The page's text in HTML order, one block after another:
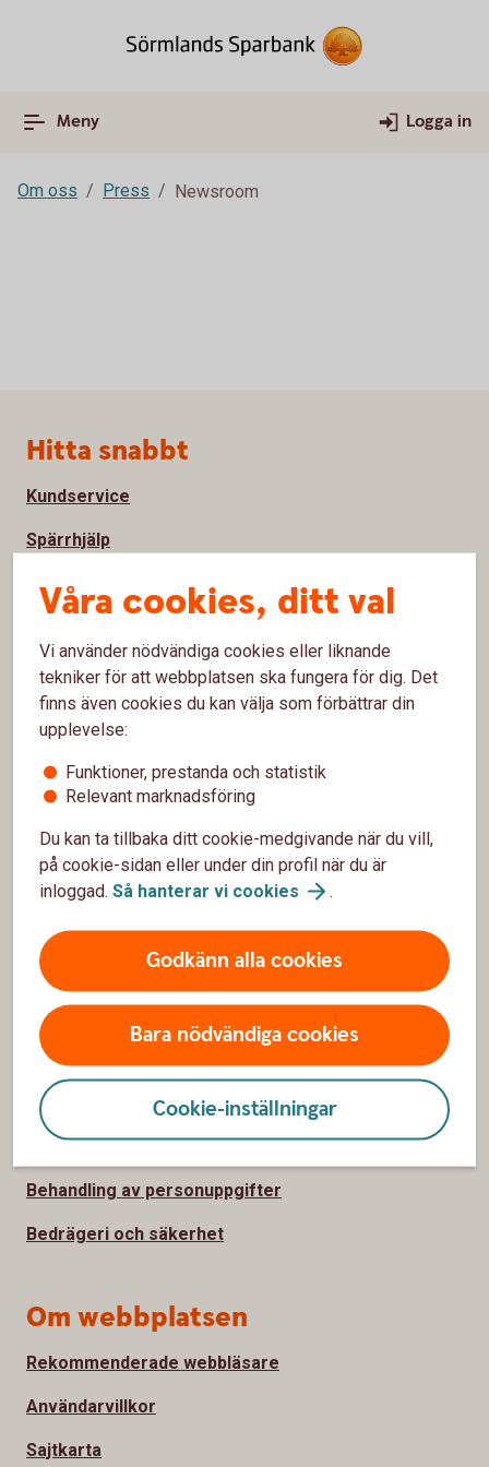
Meny Logga in
Om oss Press Newsroom
Våra cookies, ditt val
Vi använder nödvändiga cookies eller liknande
tekniker för att webbplatsen ska fungera för dig. Det
finns även cookies du kan välja som förbättrar din
upplevelse:
Funktioner, prestanda och statistik
Relevant marknadsföring
Du kan ta tillbaka ditt cookie-medgivande när du vill,
på cookie-sidan eller under din profil när du är
inloggad. Så hanterar vi cookies .
Godkänn alla cookies
Bara nödvändiga cookies
Cookie-inställningar
Sidfot
Hitta snabbt
Kundservice
Spärrhjälp
Hitta bankkontor
Priser, räntor och kurser
Om oss
Om Sörmlands Sparbank
Hållbarhet
Samhällsengagemang
Press
Jobba hos oss
Säkerhet och integritet
Ta tillbaka cookie-medgivande
Så hanterar vi cookies
Behandling av personuppgifter
Bedrägeri och säkerhet
Om webbplatsen
Rekommenderade webbläsare
Användarvillkor
Sajtkarta